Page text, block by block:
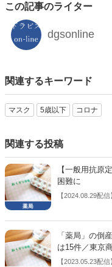
この記事のライター
dgsonline
関連するキーワード
マスク 5歳以下 コロナ
関連する投稿
【一般用抗原
困難に
【2024.08.29配
る感染拡大で、
「薬局」の倒
は15件／東京
【2023.05.23配